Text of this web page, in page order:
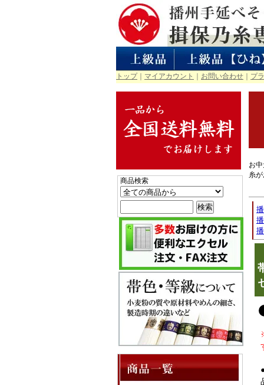
トップ｜ マイアカウント お問い合わせ プ
お
糸
商品検索